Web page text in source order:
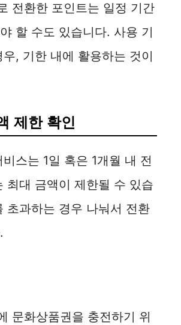
전환한 포인트는 일정 기간
할 수도 있습니다. 사용 기
, 기한 내에 활용하는 것이
제한 확인
스는 1일 혹은 1개월 내 전
최대 금액이 제한될 수 있습
초과하는 경우 나눠서 전환
문화상품권을 충전하기 위